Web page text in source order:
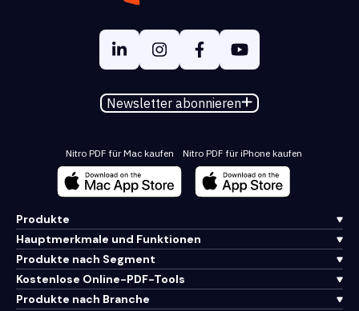
Newsletter abonnieren
Nitro PDF für Mac kaufen Nitro PDF für iPhone kaufen
Produkte
Hauptmerkmale und Funktionen
Produkte nach Segment
Kostenlose Online-PDF-Tools
Produkte nach Branche